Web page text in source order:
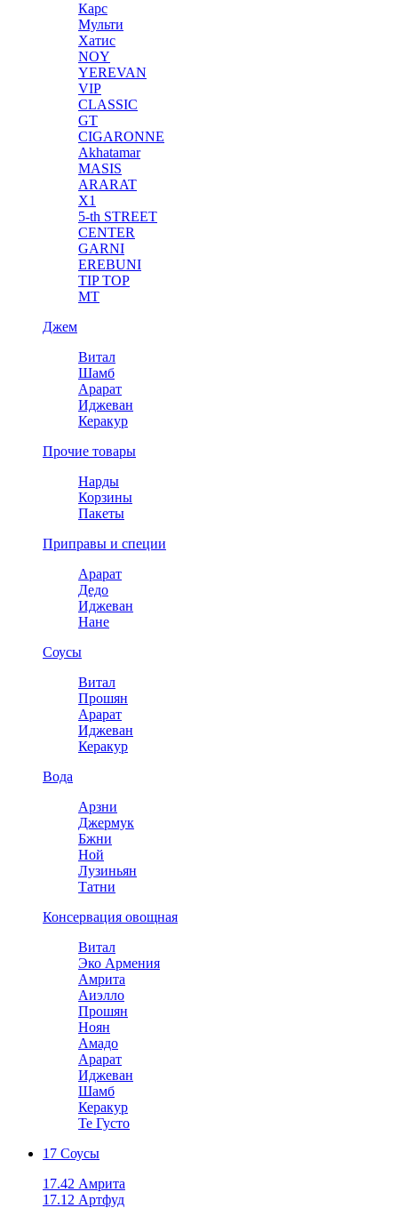
Карс
Мульти
Хатис
NOY
YEREVAN
VIP
CLASSIC
GT
CIGARONNE
Akhatamar
MASIS
ARARAT
X1
5-th STREET
CENTER
GARNI
EREBUNI
TIP TOP
MT
Джем
Витал
Шамб
Арарат
Иджеван
Керакур
Прочие товары
Нарды
Корзины
Пакеты
Приправы и специи
Арарат
Дедо
Иджеван
Нане
Соусы
Витал
Прошян
Арарат
Иджеван
Керакур
Вода
Арзни
Джермук
Бжни
Ной
Лузиньян
Татни
Консервация овощная
Витал
Эко Армения
Амрита
Аиэлло
Прошян
Ноян
Амадо
Арарат
Иджеван
Шамб
Керакур
Те Густо
17 Соусы
17.42 Амрита
17.12 Артфуд